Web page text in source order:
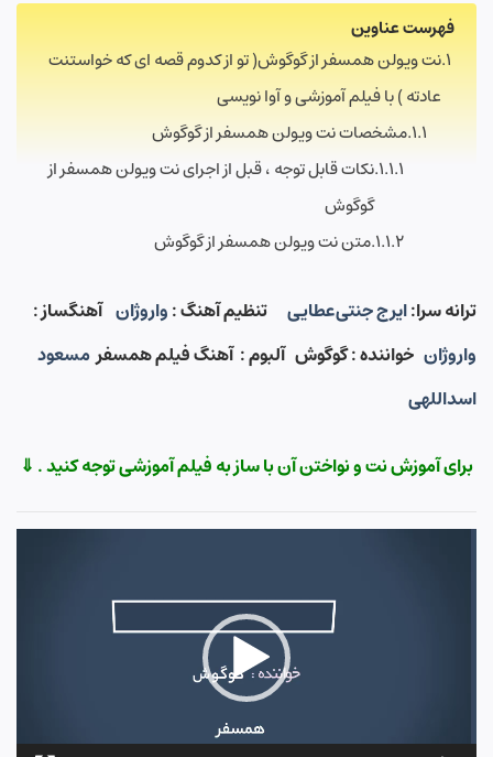
فهرست عناوین
نت ویولن همسفر از گوگوش( تو از کدوم قصه ای که خواستنت
عادته ) با فیلم آموزشی و آوا نویسی
مشخصات نت ویولن همسفر از گوگوش
نکات قابل توجه ، قبل از اجرای نت ویولن همسفر از
گوگوش
متن نت ویولن همسفر از گوگوش
ترانه سرا:ایرج جنتی‌عطایی تنظیم آهنگ :واروژان آهنگساز :
واروژان خواننده : گوگوش آلبوم :آهنگ فیلم همسفرمسعود
اسداللهی
برای آموزش نت و نواختن آن با ساز به فیلم آموزشی توجه کنید . ⇓